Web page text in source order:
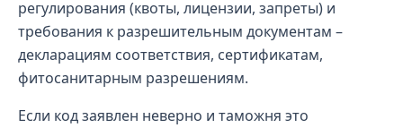
регулирования (квоты, лицензии, запреты) и
требования к разрешительным документам –
декларациям соответствия, сертификатам,
фитосанитарным разрешениям.
Если код заявлен неверно и таможня это